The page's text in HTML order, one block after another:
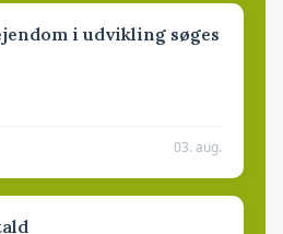
i udvikling søges
03. aug.